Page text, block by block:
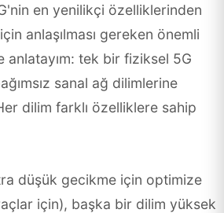
en yenilikçi özelliklerinden
anlaşılması gereken önemli
anlatayım: tek bir fiziksel 5G
sanal ağ dilimlerine
dilim farklı özelliklere sahip
düşük gecikme için optimize
için), başka bir dilim yüksek